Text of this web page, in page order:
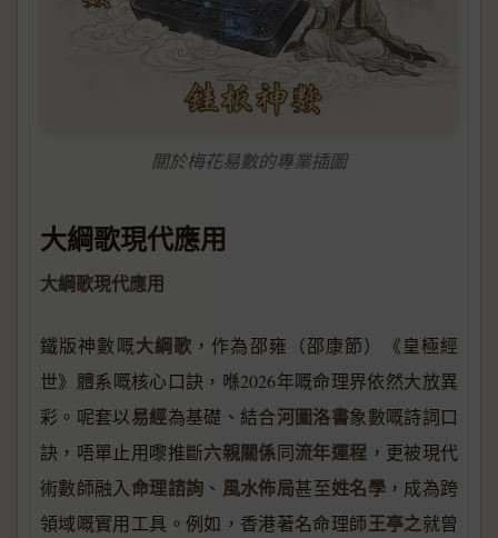
關於梅花易數的專業插圖
大綱歌現代應用
大綱歌現代應用
鐵版神數嘅大綱歌 ，作為邵雍（邵康節）《皇極經
世》體系嘅核心口訣，喺2026年嘅命理界依然大放異
彩。呢套以易經為基礎、結合河圖洛書象數嘅詩詞口
訣，唔單止用嚟推斷六親關係同流年運程 ，更被現代
術數師融入命理諮詢 、 風水佈局甚至姓名學，成為跨
領域嘅實用工具。例如，香港著名命理師王亭之就曾